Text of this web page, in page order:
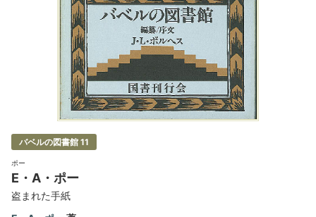
バベルの図書館 11
ポー
E・A・ポー
盗まれた手紙